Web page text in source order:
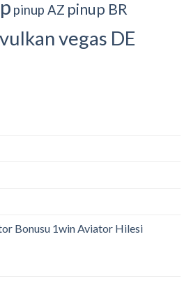
pinup AZ pinup BR
vulkan vegas DE
Bonusu 1win Aviator Hilesi